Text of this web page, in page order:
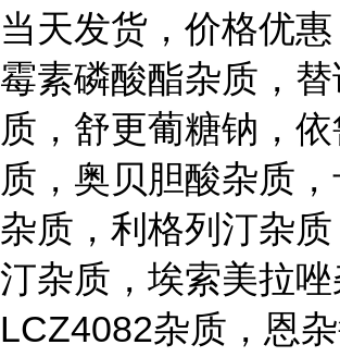
当天发货，价格优
霉素磷酸酯杂质，
质，舒更葡糖钠，
质，奥贝胆酸杂质
杂质，利格列汀杂质
汀杂质，埃索美拉唑
LCZ4082杂质，恩